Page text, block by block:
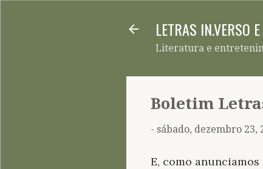
LETRAS IN.VERSO
Literatura e
Boletim
- sábado, dezembro 23,
E, como